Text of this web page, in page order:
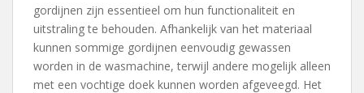
gordijnen zijn essentieel om hun functionaliteit en
uitstraling te behouden. Afhankelijk van het materiaal
kunnen sommige gordijnen eenvoudig gewassen
worden in de wasmachine, terwijl andere mogelijk alleen
met een vochtige doek kunnen worden afgeveegd. Het